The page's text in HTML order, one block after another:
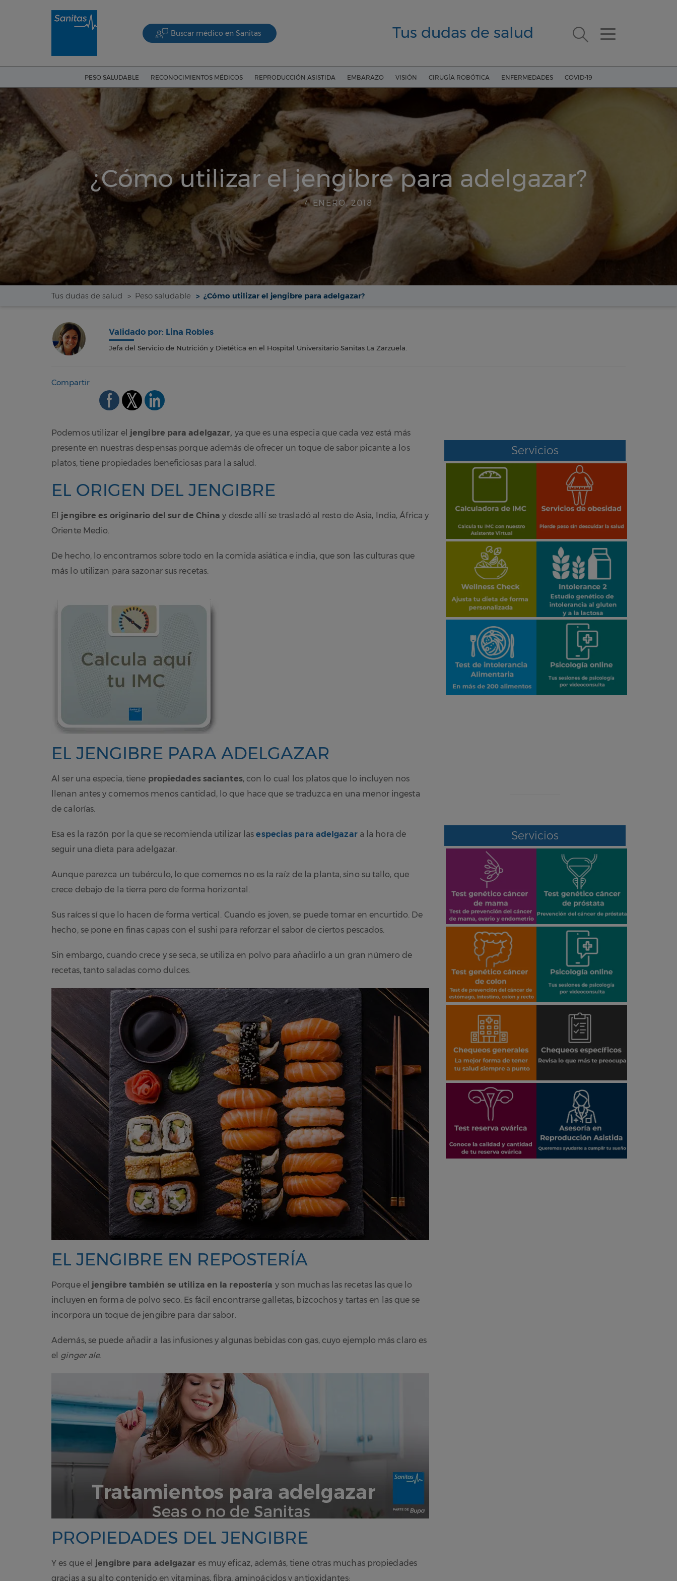
Buscar médico en Sanitas Tus dudas de salud
PESO SALUDABLE RECONOCIMIENTOS MÉDICOS REPRODUCCIÓN ASISTIDA EMBARAZO VISIÓN CIRUGÍA ROBÓTICA ENFERMEDADES COVID-19
¿Cómo utilizar el jengibre para adelgazar?
4 ENERO, 2018
Tus dudas de salud Peso saludable ¿Cómo utilizar el jengibre para adelgazar?
Validado por: Lina Robles
Jefa del Servicio de Nutrición y Dietética en el Hospital Universitario Sanitas La Zarzuela.
Compartir
Podemos utilizar el jengibre para adelgazar, ya que es una especia que cada vez está más
presente en nuestras despensas porque además de ofrecer un toque de sabor picante a los
platos, tiene propiedades beneficiosas para la salud.
EL ORIGEN DEL JENGIBRE
El jengibre es originario del sur de China y desde allí se trasladó al resto de Asia, India, África y
Oriente Medio.
De hecho, lo encontramos sobre todo en la comida asiática e india, que son las culturas que
más lo utilizan para sazonar sus recetas.
EL JENGIBRE PARA ADELGAZAR
Al ser una especia, tiene propiedades saciantes, con lo cual los platos que lo incluyen nos
llenan antes y comemos menos cantidad, lo que hace que se traduzca en una menor ingesta
de calorías.
Esa es la razón por la que se recomienda utilizar las especias para adelgazara la hora de
seguir una dieta para adelgazar.
Aunque parezca un tubérculo, lo que comemos no es la raíz de la planta, sino su tallo, que
crece debajo de la tierra pero de forma horizontal.
Sus raíces sí que lo hacen de forma vertical. Cuando es joven, se puede tomar en encurtido. De
hecho, se pone en finas capas con el sushi para reforzar el sabor de ciertos pescados.
Sin embargo, cuando crece y se seca, se utiliza en polvo para añadirlo a un gran número de
recetas, tanto saladas como dulces.
EL JENGIBRE EN REPOSTERÍA
Porque el jengibre también se utiliza en la repostería y son muchas las recetas las que lo
incluyen en forma de polvo seco. Es fácil encontrarse galletas, bizcochos y tartas en las que se
incorpora un toque de jengibre para dar sabor.
Además, se puede añadir a las infusiones y algunas bebidas con gas, cuyo ejemplo más claro es
el ginger ale.
PROPIEDADES DEL JENGIBRE
Y es que el jengibre para adelgazar es muy eficaz, además, tiene otras muchas propiedades
gracias a su alto contenido en vitaminas, fibra, aminoácidos y antioxidantes:
Servicios
Servicios